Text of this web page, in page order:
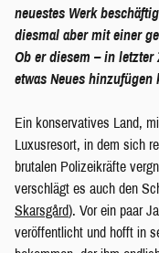
neuestes Werk
diesmal aber mit einer
Ob er diesem – in letzter
etwas Neues hinzufügen
Ein konservatives Land,
Luxusresort, in dem sich
brutalen Polizeikräfte
verschlägt es auch den
Skarsgård). Vor ein paar
veröffentlicht und hofft in